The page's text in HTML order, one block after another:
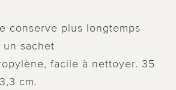
conserve plus longtemps
un sachet
facile à nettoyer. 35
cm.